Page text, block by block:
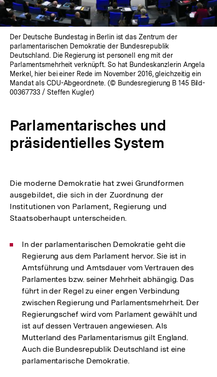
Der Deutsche Bundestag in Berlin ist das Zentrum der
parlamentarischen Demokratie der Bundesrepublik
Deutschland. Die Regierung ist personell eng mit der
Parlamentsmehrheit verknüpft. So hat Bundeskanzlerin Angela
Merkel, hier bei einer Rede im November 2016, gleichzeitig ein
Mandat als CDU-Abgeordnete. (© Bundesregierung B 145 Bild-
00367733 / Steffen Kugler)
Parlamentarisches und
präsidentielles System
Die moderne Demokratie hat zwei Grundformen
ausgebildet, die sich in der Zuordnung der
Institutionen von Parlament, Regierung und
Staatsoberhaupt unterscheiden.
In der parlamentarischen Demokratie geht die
Regierung aus dem Parlament hervor. Sie ist in
Amtsführung und Amtsdauer vom Vertrauen des
Parlamentes bzw. seiner Mehrheit abhängig. Das
führt in der Regel zu einer engen Verbindung
zwischen Regierung und Parlamentsmehrheit. Der
Regierungschef wird vom Parlament gewählt und
ist auf dessen Vertrauen angewiesen. Als
Mutterland des Parlamentarismus gilt England.
Auch die Bundesrepublik Deutschland ist eine
parlamentarische Demokratie.